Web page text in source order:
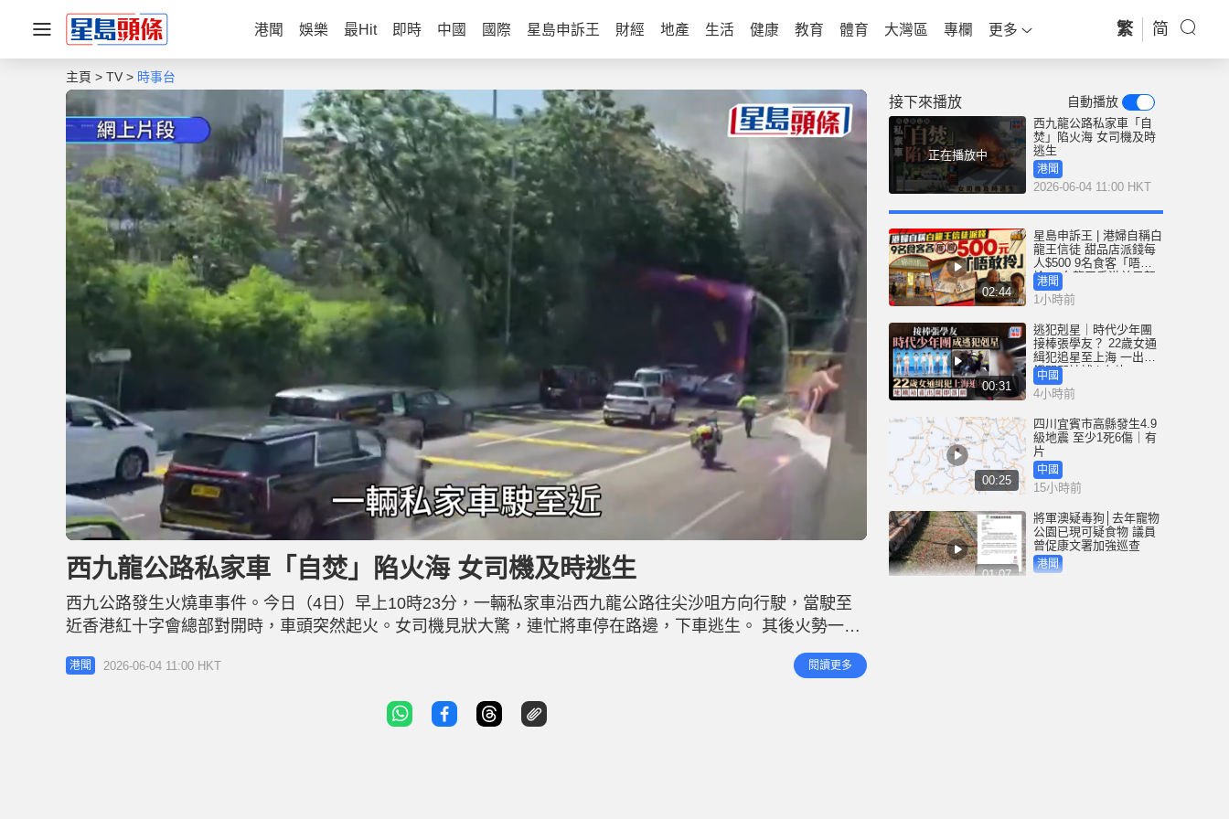
港聞 娛樂 最Hit 即時 中國 國際 星島申訴王 財經 地產 生活 健康 教育 體育 大灣區 專欄 更多 繁 简
主頁 TV 時事台
U
n
u
t
e
o
d
e
d
:
8
.
8
7
西九龍公路私家車「自焚」陷火海 女司機及時逃生
西九公路發生火燒車事件。今日（4日）早上10時23分，一輛私家車沿西九龍公路往尖沙咀方向行駛，當駛至
近香港紅十字會總部對開時，車頭突然起火。女司機見狀大驚，連忙將車停在路邊，下車逃生。 其後火勢一發
不可收拾，全車陷入一片火海。消防接報到場開喉灌救，將火救熄，幸無人受傷，火警原因有待調查。 運輸署
宣布，因車輛着火，西九龍公路往西區海底隧道方向、近西九龍政府合署的全線封閉，駕駛人士可考慮改用其
港聞 2026-06-04 11:00 HKT 閱讀更多
接下來播放 自動播放
正在播放中
西九龍公路私家車「自
焚」陷火海 女司機及時
逃生
港聞
2026-06-04 11:00 HKT
02:44
星島申訴王 | 港婦自稱白
龍王信徒 甜品店派錢每
人$500 9名食客「唔敢
拎」 白龍王香港弟子親
解謎團
港聞
1小時前
00:31
逃犯剋星｜時代少年團
接棒張學友？ 22歲女通
緝犯追星至上海 一出地
鐵閘即被捕 | 有片
中國
4小時前
00:25
四川宜賓市高縣發生4.9
級地震 至少1死6傷｜有
片
中國
15小時前
01:07
將軍澳疑毒狗│去年寵物
公園已現可疑食物 議員
曾促康文署加強巡查
港聞